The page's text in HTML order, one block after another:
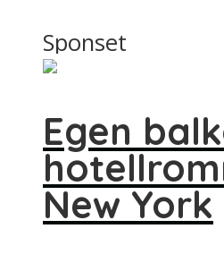
Sponset
Egen
New York